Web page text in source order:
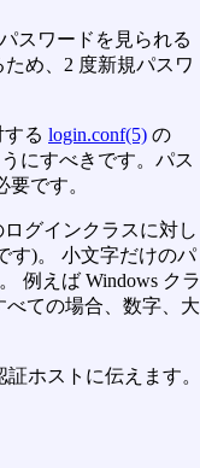
スワードを見られる
め、2 度新規パスワ
る login.conf(5) の
にすべきです。パス
です。
グインクラスに対し
す)。 小文字だけのパ
例えば Windows クラ
べての場合、数字、大
ホストに伝えます。